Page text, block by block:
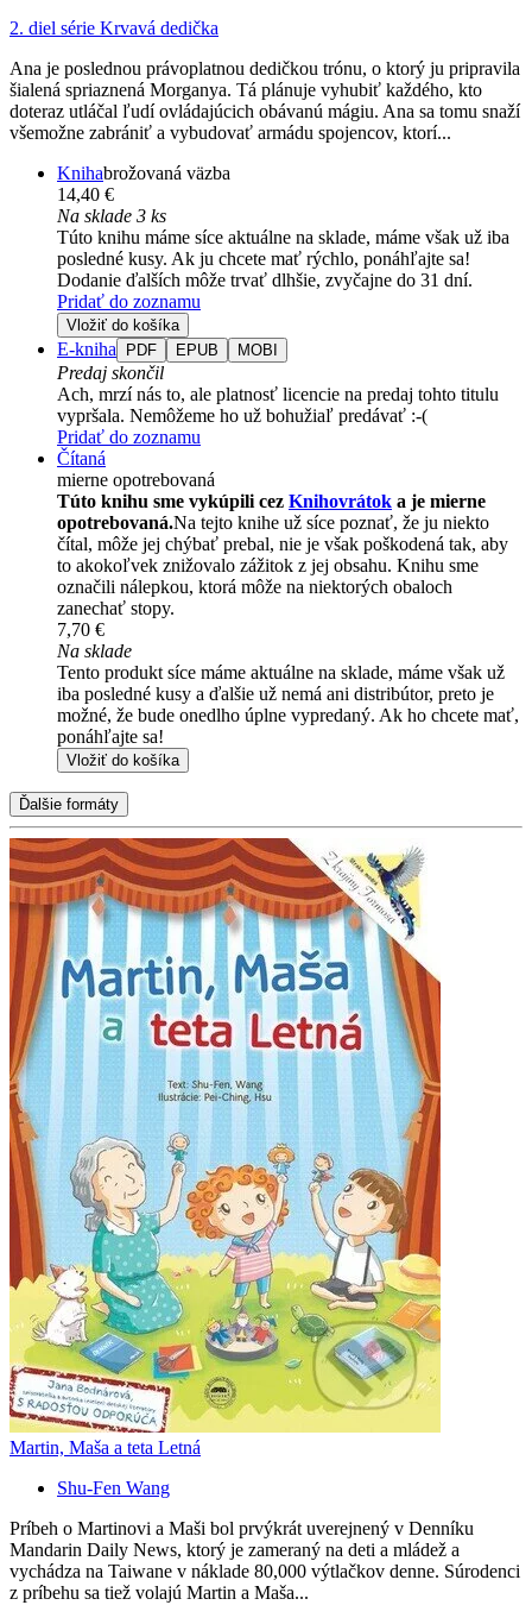
2. diel série Krvavá dedička
Ana je poslednou právoplatnou dedičkou trónu, o ktorý ju pripravila
šialená spriaznená Morganya. Tá plánuje vyhubiť každého, kto
doteraz utláčal ľudí ovládajúcich obávanú mágiu. Ana sa tomu snaží
všemožne zabrániť a vybudovať armádu spojencov, ktorí...
Knihabrožovaná väzba
14,40 €
Na sklade 3 ks
Túto knihu máme síce aktuálne na sklade, máme však už iba
posledné kusy. Ak ju chcete mať rýchlo, ponáhľajte sa!
Dodanie ďalších môže trvať dlhšie, zvyčajne do 31 dní.
Pridať do zoznamu
Vložiť do košíka
E-kniha PDF EPUB MOBI
Predaj skončil
Ach, mrzí nás to, ale platnosť licencie na predaj tohto titulu
vypršala. Nemôžeme ho už bohužiaľ predávať :-(
Pridať do zoznamu
Čítaná
mierne opotrebovaná
Túto knihu sme vykúpili cez Knihovrátok a je mierne
opotrebovaná.Na tejto knihe už síce poznať, že ju niekto
čítal, môže jej chýbať prebal, nie je však poškodená tak, aby
to akokoľvek znižovalo zážitok z jej obsahu. Knihu sme
označili nálepkou, ktorá môže na niektorých obaloch
zanechať stopy.
7,70 €
Na sklade
Tento produkt síce máme aktuálne na sklade, máme však už
iba posledné kusy a ďalšie už nemá ani distribútor, preto je
možné, že bude onedlho úplne vypredaný. Ak ho chcete mať,
ponáhľajte sa!
Vložiť do košíka
Ďalšie formáty
Martin, Maša a teta Letná
Shu-Fen Wang
Príbeh o Martinovi a Maši bol prvýkrát uverejnený v Denníku
Mandarin Daily News, ktorý je zameraný na deti a mládež a
vychádza na Taiwane v náklade 80,000 výtlačkov denne. Súrodenci
z príbehu sa tiež volajú Martin a Maša...